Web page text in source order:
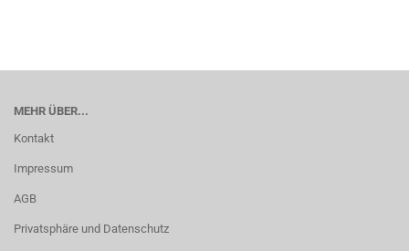
MEHR ÜBER...
Kontakt
Impressum
AGB
Privatsphäre und Datenschutz